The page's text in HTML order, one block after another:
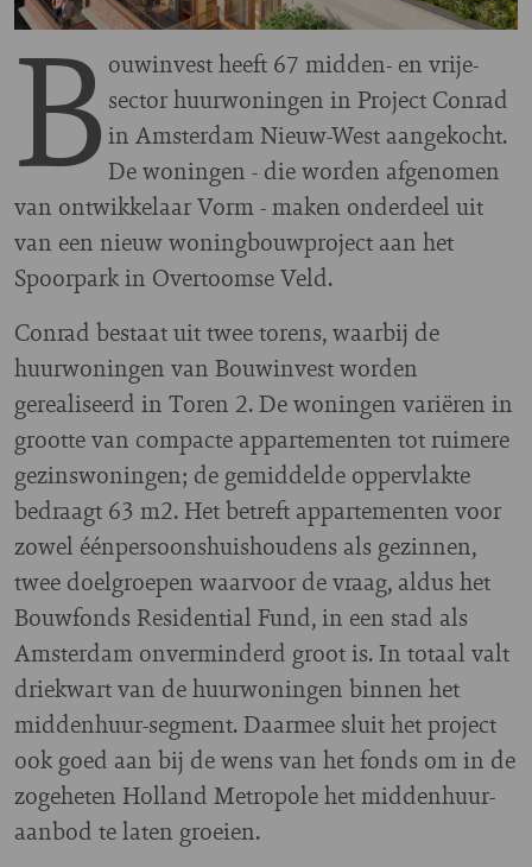
B ouwinvest heeft 67 midden- en vrije-
sector huurwoningen in Project Conrad
in Amsterdam Nieuw-West aangekocht.
De woningen - die worden afgenomen
van ontwikkelaar Vorm - maken onderdeel uit
van een nieuw woningbouwproject aan het
Spoorpark in Overtoomse Veld.
Conrad bestaat uit twee torens, waarbij de
huurwoningen van Bouwinvest worden
gerealiseerd in Toren 2. De woningen variëren in
grootte van compacte appartementen tot ruimere
gezinswoningen; de gemiddelde oppervlakte
bedraagt 63 m2. Het betreft appartementen voor
zowel éénpersoonshuishoudens als gezinnen,
twee doelgroepen waarvoor de vraag, aldus het
Bouwfonds Residential Fund, in een stad als
Amsterdam onverminderd groot is. In totaal valt
driekwart van de huurwoningen binnen het
middenhuur-segment. Daarmee sluit het project
ook goed aan bij de wens van het fonds om in de
zogeheten Holland Metropole het middenhuur-
aanbod te laten groeien.